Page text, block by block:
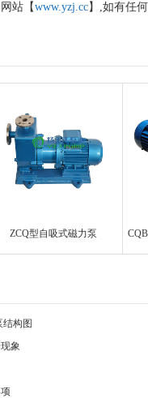
站【www.yzj.cc】,如有任
ZCQ型自吸式磁力泵
构图
象